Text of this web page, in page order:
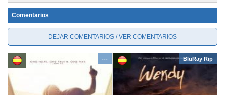
Comentarios
DEJAR COMENTARIOS / VER COMENTARIOS
--- BluRay Rip